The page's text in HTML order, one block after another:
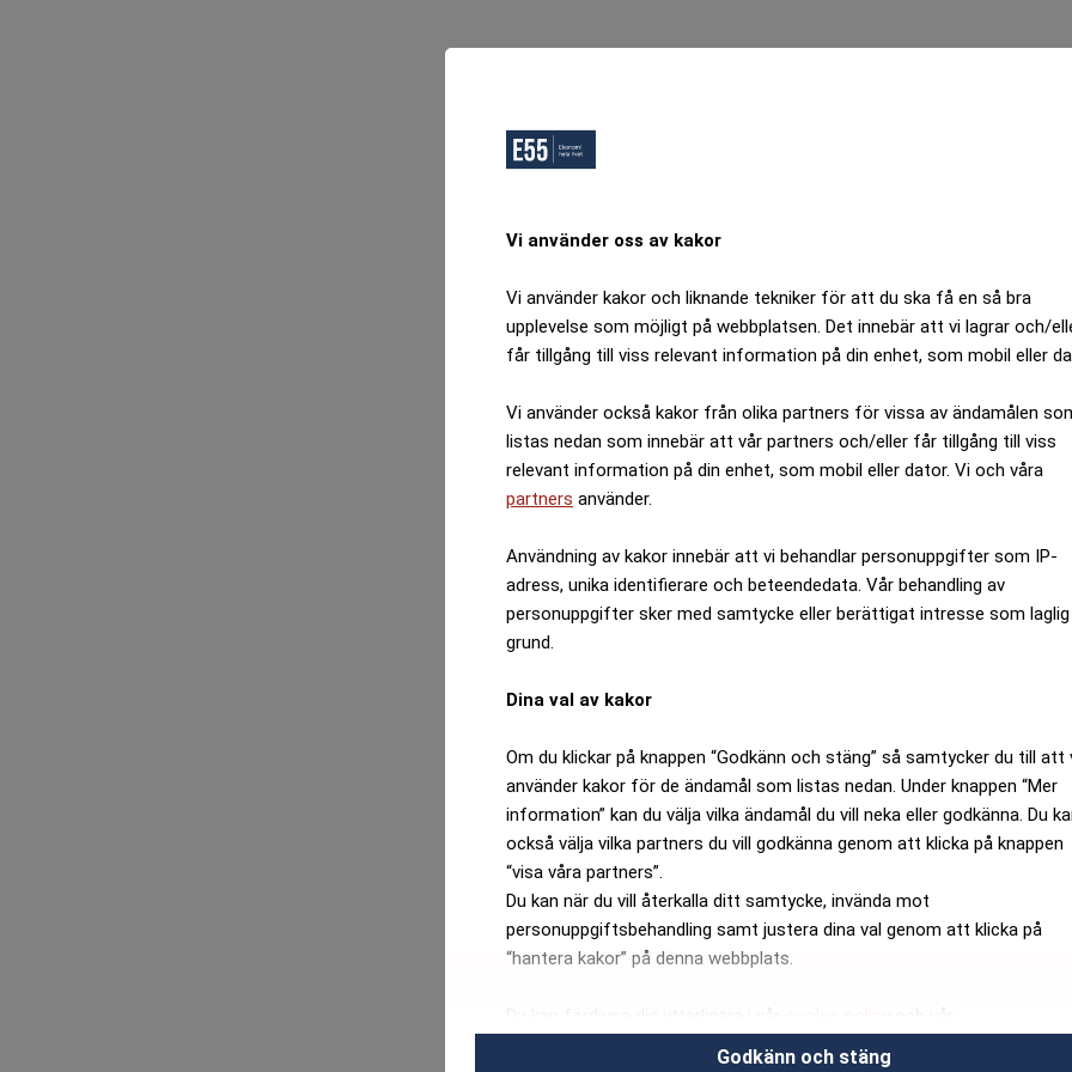
Vi använder oss av kakor
Vi använder kakor och liknande tekniker för att du ska få en så bra
upplevelse som möjligt på webbplatsen. Det innebär att vi lagrar och/
får tillgång till viss relevant information på din enhet, som mobil eller
Vi använder också kakor från olika partners för vissa av ändamålen
listas nedan som innebär att vår partners och/eller får tillgång till viss
relevant information på din enhet, som mobil eller dator. Vi och våra
partners använder.
Användning av kakor innebär att vi behandlar personuppgifter som IP-
adress, unika identifierare och beteendedata. Vår behandling av
personuppgifter sker med samtycke eller berättigat intresse som laglig
grund.
Dina val av kakor
Om du klickar på knappen “Godkänn och stäng” så samtycker du till att
använder kakor för de ändamål som listas nedan. Under knappen “Mer
information” kan du välja vilka ändamål du vill neka eller godkänna. Du
också välja vilka partners du vill godkänna genom att klicka på knappen
“visa våra partners”.
Du kan när du vill återkalla ditt samtycke, invända mot
personuppgiftsbehandling samt justera dina val genom att klicka på
“hantera kakor” på denna webbplats.
Godkänn och stäng
Oops, Ett fel inträffade.